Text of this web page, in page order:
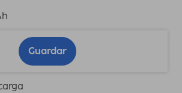
Guardar